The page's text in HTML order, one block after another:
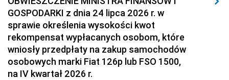
GOSPODARKI z dnia 24 lipca 2026 r. w
sprawie określenia wysokości kwot
rekompensat wypłacanych osobom, które
wniosły przedpłaty na zakup samochodów
osobowych marki Fiat 126p lub FSO 1500,
na IV kwartał 2026 r.